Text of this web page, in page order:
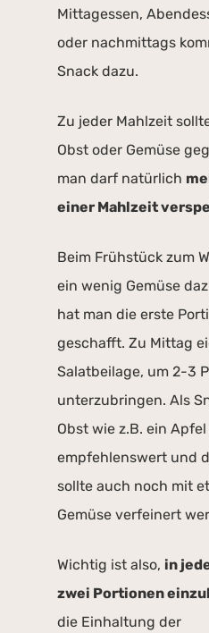
Mittagessen,
oder nachmittags
Snack dazu.
Zu jeder Mahlzeit
Obst oder Gemüse
man darf natürlich
einer Mahlzeit
Beim Frühstück zum
ein wenig Gemüse
hat man die erste
geschafft. Zu Mittag
Salatbeilage, um 2-3
unterzubringen. Als
Obst wie z.B. ein
empfehlenswert und
sollte auch noch mit
Gemüse verfeinert
Wichtig ist also, in
zwei Portionen
die Einhaltung der